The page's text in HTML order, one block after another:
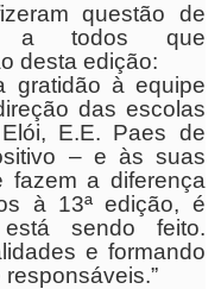
questão de
a todos que
desta edição:
gratidão à equipe
das escolas
E.E. Paes de
– e às suas
fazem a diferença
à 13ª edição, é
sendo feito.
e formando